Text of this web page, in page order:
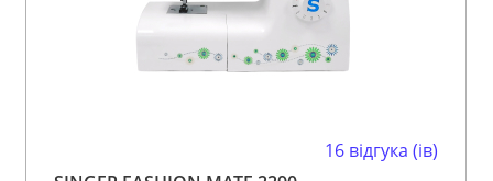
16 відгука (ів)